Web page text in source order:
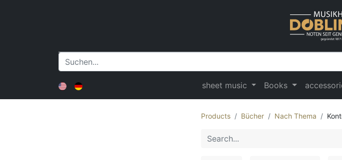
sheet music Books
Products Bücher Nach Thema